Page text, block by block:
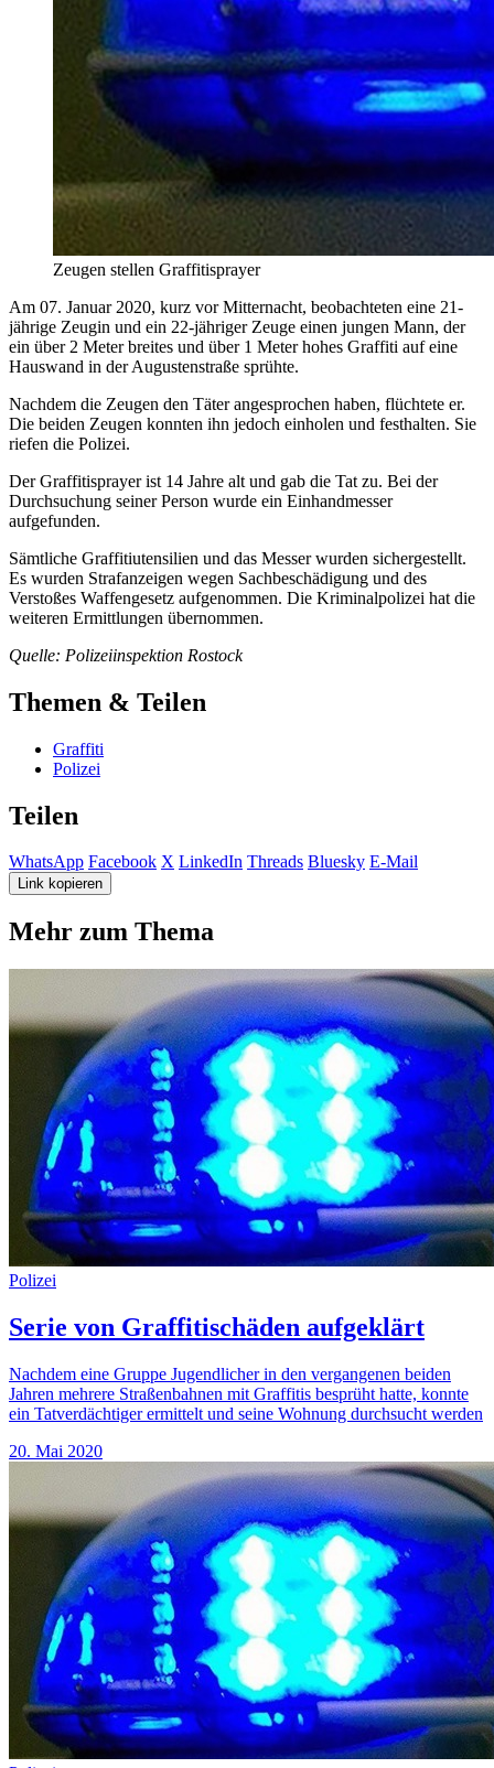
Zeugen stellen Graffitisprayer
Am 07. Januar 2020, kurz vor Mitternacht, beobachteten eine 21-
jährige Zeugin und ein 22-jähriger Zeuge einen jungen Mann, der
ein über 2 Meter breites und über 1 Meter hohes Graffiti auf eine
Hauswand in der Augustenstraße sprühte.
Nachdem die Zeugen den Täter angesprochen haben, flüchtete er.
Die beiden Zeugen konnten ihn jedoch einholen und festhalten. Sie
riefen die Polizei.
Der Graffitisprayer ist 14 Jahre alt und gab die Tat zu. Bei der
Durchsuchung seiner Person wurde ein Einhandmesser
aufgefunden.
Sämtliche Graffitiutensilien und das Messer wurden sichergestellt.
Es wurden Strafanzeigen wegen Sachbeschädigung und des
Verstoßes Waffengesetz aufgenommen. Die Kriminalpolizei hat die
weiteren Ermittlungen übernommen.
Quelle: Polizeiinspektion Rostock
Themen & Teilen
Graffiti
Polizei
Teilen
WhatsApp Facebook X LinkedIn Threads Bluesky E-Mail
Link kopieren
Mehr zum Thema
Polizei
Serie von Graffitischäden aufgeklärt
Nachdem eine Gruppe Jugendlicher in den vergangenen beiden
Jahren mehrere Straßenbahnen mit Graffitis besprüht hatte, konnte
ein Tatverdächtiger ermittelt und seine Wohnung durchsucht werden
20. Mai 2020